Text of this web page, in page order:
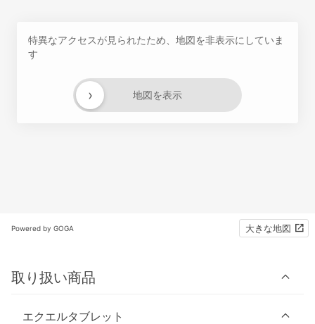
特異なアクセスが見られたため、地図を非表示にしていま
す
地図を表示
›
Powered by GOGA 大きな地図
取り扱い商品
エクエルタブレット